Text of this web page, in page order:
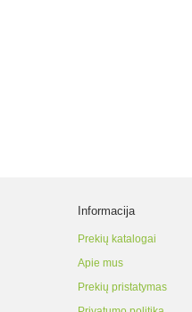
Informacija
Prekių katalogai
Apie mus
Prekių pristatymas